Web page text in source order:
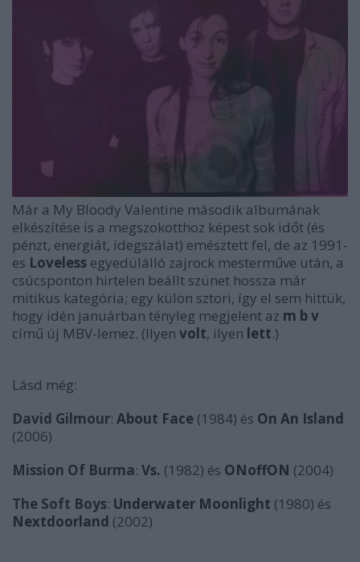
Már a My Bloody Valentine második albumának
elkészítése is a megszokotthoz képest sok időt (és
pénzt, energiát, idegszálat) emésztett fel, de az 1991-
es Loveless egyedülálló zajrock mesterműve után, a
csúcsponton hirtelen beállt szünet hossza már
mitikus kategória; egy külön sztori, így el sem hittük,
hogy idén januárban tényleg megjelent az m b v
című új MBV-lemez. (Ilyen volt, ilyen lett.)
Lásd még:
David Gilmour: About Face (1984) és On An Island
(2006)
Mission Of Burma: Vs. (1982) és ONoffON (2004)
The Soft Boys: Underwater Moonlight (1980) és
Nextdoorland (2002)